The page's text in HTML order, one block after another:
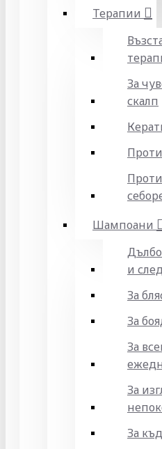
Терапии
За
скалп
Шампоани
и
За
За
За
За
За